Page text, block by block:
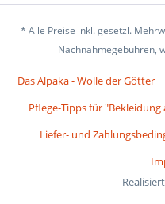
* Alle Preise inkl. gesetzl.
Nachnahmegebühren,
Das Alpaka - Wolle der Götter
Pflege-Tipps für "Bekleidung
Liefer- und